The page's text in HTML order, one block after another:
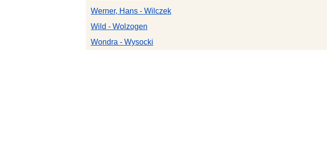
Werner, Hans - Wilczek
Wild - Wolzogen
Wondra - Wysocki